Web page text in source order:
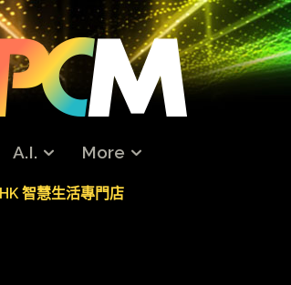
A.I. More
智慧生活專門店